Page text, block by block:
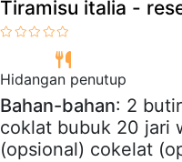
Tiramisu italia -
Hidangan penutup
Bahan-bahan: 2
coklat bubuk 20 jari
(opsional) cokelat